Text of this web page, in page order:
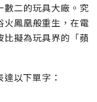
二的玩具大廠。究
火鳳凰般重生，在電
擬為玩具界的「蘋
以下單字：